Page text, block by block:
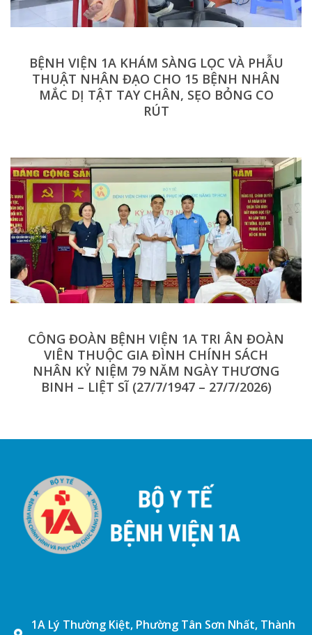
BỆNH VIỆN 1A KHÁM SÀNG LỌC VÀ PHẪU
THUẬT NHÂN ĐẠO CHO 15 BỆNH NHÂN
MẮC DỊ TẬT TAY CHÂN, SẸO BỎNG CO
RÚT
CÔNG ĐOÀN BỆNH VIỆN 1A TRI ÂN ĐOÀN
VIÊN THUỘC GIA ĐÌNH CHÍNH SÁCH
NHÂN KỶ NIỆM 79 NĂM NGÀY THƯƠNG
BINH – LIỆT SĨ (27/7/1947 – 27/7/2026)
1A Lý Thường Kiệt, Phường Tân Sơn Nhất, Thành